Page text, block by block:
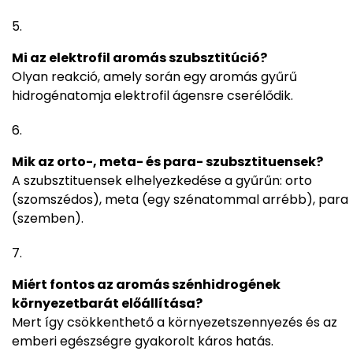
Mi az elektrofil aromás szubsztitúció?
Olyan reakció, amely során egy aromás gyűrű
hidrogénatomja elektrofil ágensre cserélődik.
Mik az orto-, meta- és para- szubsztituensek?
A szubsztituensek elhelyezkedése a gyűrűn: orto
(szomszédos), meta (egy szénatommal arrébb), para
(szemben).
Miért fontos az aromás szénhidrogének
környezetbarát előállítása?
Mert így csökkenthető a környezetszennyezés és az
emberi egészségre gyakorolt káros hatás.